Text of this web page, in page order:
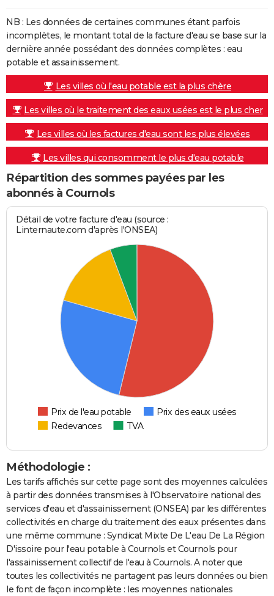
NB : Les données de certaines communes étant parfois
incomplètes, le montant total de la facture d'eau se base sur la
dernière année possédant des données complètes : eau
potable et assainissement.
Les villes où l'eau potable est la plus chère
Les villes où le traitement des eaux usées est le plus cher
Les villes où les factures d'eau sont les plus élevées
Les villes qui consomment le plus d'eau potable
Répartition des sommes payées par les
abonnés à Cournols
Détail de votre facture d'eau (source :
Linternaute.com d'après l'ONSEA)
Prix de l'eau potable
Prix des eaux usées
Redevances
TVA
Méthodologie :
Les tarifs affichés sur cette page sont des moyennes calculées
à partir des données transmises à l'Observatoire national des
services d'eau et d'assainissement (ONSEA) par les différentes
collectivités en charge du traitement des eaux présentes dans
une même commune : Syndicat Mixte De L'eau De La Région
D'issoire pour l'eau potable à Cournols et Cournols pour
l'assainissement collectif de l'eau à Cournols. A noter que
toutes les collectivités ne partagent pas leurs données ou bien
le font de façon incomplète : les moyennes nationales